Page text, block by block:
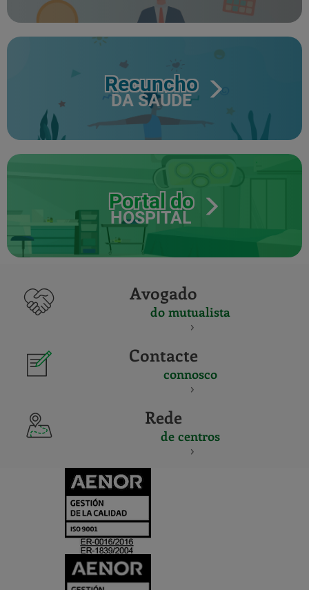
Recuncho
DA SAÚDE
Portal do
HOSPITAL
Avogado
do mutualista
Contacte
connosco
Rede
de centros